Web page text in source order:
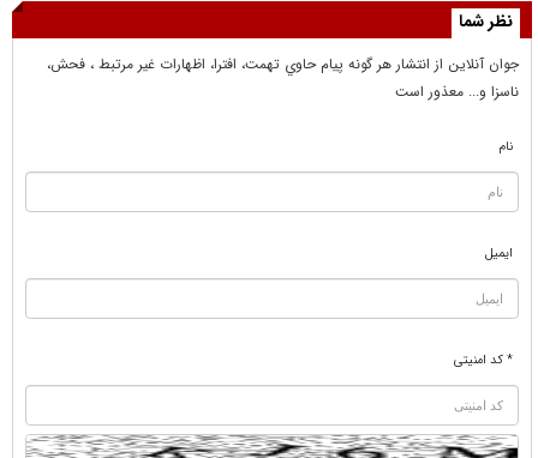
نظر شما
جوان آنلاين از انتشار هر گونه پيام حاوي تهمت، افترا، اظهارات غير مرتبط ، فحش،
ناسزا و... معذور است
نام
ایمیل
* کد امنیتی